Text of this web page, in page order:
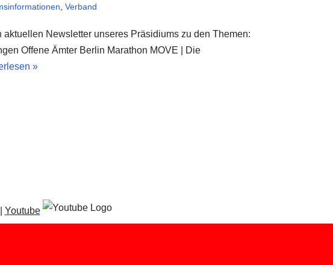
Verband
Newsletter unseres Präsidiums zu den Themen:
Offene Ämter Berlin Marathon MOVE | Die
»
Youtube